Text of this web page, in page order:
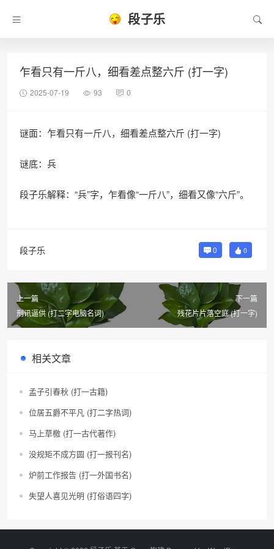
段子乐
乍看只有一斤八，细看差点整六斤 (打一字)
2025-07-19 93 0
谜面：乍看只有一斤八，细看差点整六斤 (打一字)
谜底：兵
段子乐解释：“兵”字，乍看像“一斤八”，细看又像“六斤”。
段子乐 0 0
上一篇
刑讯逼供 (打二字电脑名词)
下一篇
残花片片落空庭 (打一字)
相关文章
孟子引春秋 (打一古籍)
位居五爵不平凡 (打二字热词)
马上草檄 (打一古代著作)
没规矩不成方圆 (打一报刊名)
炉前工作报告 (打一外国书名)
失望人喜见光明 (打俗语四字)